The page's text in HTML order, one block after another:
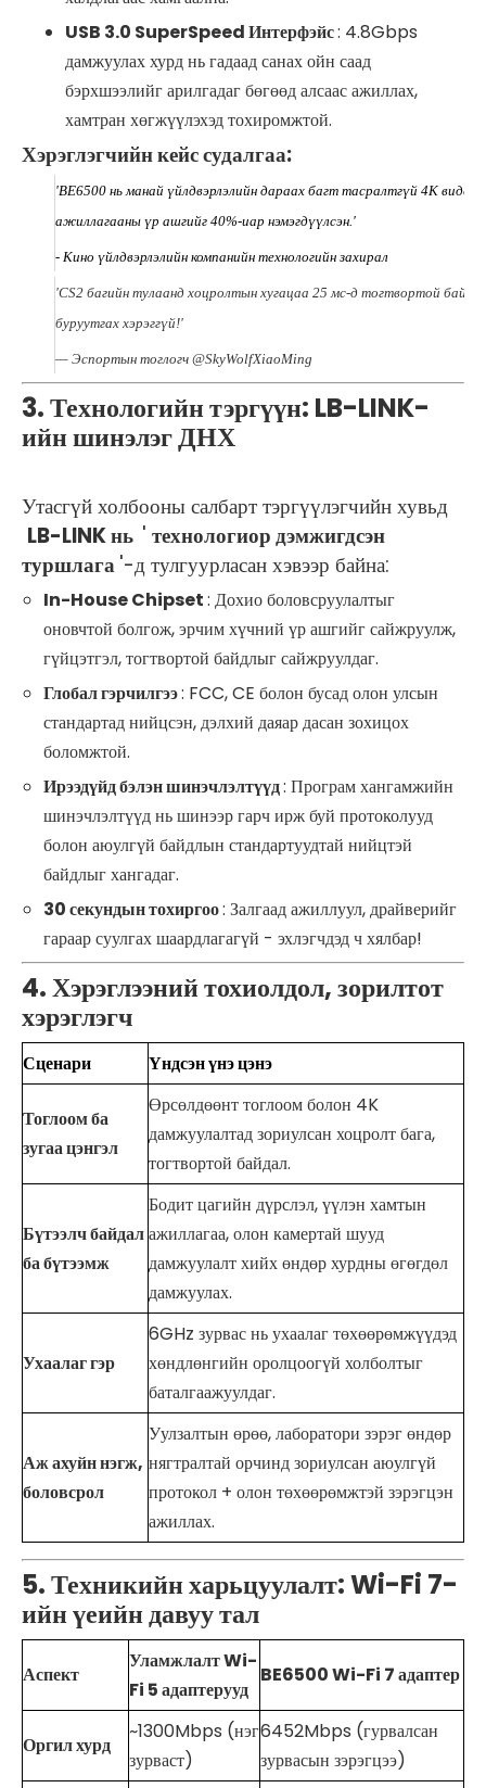
USB 3.0 SuperSpeed ​​Интерфэйс: 4.8Gbps
дамжуулах хурд нь гадаад санах ойн саад
бэрхшээлийг арилгадаг бөгөөд алсаас ажиллах,
хамтран хөгжүүлэхэд тохиромжтой.
Хэрэглэгчийн кейс судалгаа:
'BE6500 нь манай үйлдвэрлэлийн дараах багт тасралтгүй 4K
ажиллагааны үр ашгийг 40%-иар нэмэгдүүлсэн.'
- Кино үйлдвэрлэлийн компанийн технологийн захирал
'CS2 багийн тулаанд хоцролтын хугацаа 25 мс-д тогтвортой
буруутгах хэрэггүй!'
— Эспортын тоглогч @SkyWolfXiaoMing
3. Технологийн тэргүүн: LB-LINK-
ийн шинэлэг ДНХ
Утасгүй холбооны салбарт тэргүүлэгчийн хувьд
LB-LINK нь ' технологиор дэмжигдсэн
туршлага'-д тулгуурласан хэвээр байна:
In-House Chipset: Дохио боловсруулалтыг
оновчтой болгож, эрчим хүчний үр ашгийг сайжруулж,
гүйцэтгэл, тогтвортой байдлыг сайжруулдаг.
Глобал гэрчилгээ: FCC, CE болон бусад олон улсын
стандартад нийцсэн, дэлхий даяар дасан зохицох
боломжтой.
Ирээдүйд бэлэн шинэчлэлтүүд: Програм хангамжийн
шинэчлэлтүүд нь шинээр гарч ирж буй протоколууд
болон аюулгүй байдлын стандартуудтай нийцтэй
байдлыг хангадаг.
30 секундын тохиргоо: Залгаад ажиллуул, драйверийг
гараар суулгах шаардлагагүй - эхлэгчдэд ч хялбар!
4. Хэрэглээний тохиолдол, зорилтот
хэрэглэгч
Сценари Үндсэн үнэ цэнэ
Тоглоом ба
зугаа цэнгэл
Өрсөлдөөнт тоглоом болон 4K
дамжуулалтад зориулсан хоцролт бага,
тогтвортой байдал.
Бүтээлч байдал
ба бүтээмж
Бодит цагийн дүрслэл, үүлэн хамтын
ажиллагаа, олон камертай шууд
дамжуулалт хийх өндөр хурдны өгөгдөл
дамжуулах.
Ухаалаг гэр
6GHz зурвас нь ухаалаг төхөөрөмжүүдэд
хөндлөнгийн оролцоогүй холболтыг
баталгаажуулдаг.
Аж ахуйн нэгж,
боловсрол
Уулзалтын өрөө, лаборатори зэрэг өндөр
нягтралтай орчинд зориулсан аюулгүй
протокол + олон төхөөрөмжтэй зэрэгцэн
ажиллах.
5. Техникийн харьцуулалт: Wi-Fi 7-
ийн үеийн давуу тал
Аспект
Уламжлалт Wi-
Fi 5 адаптерууд
BE6500 Wi-Fi 7 адаптер
Оргил хурд
~1300Mbps (нэг
зурваст)
6452Mbps (гурвалсан
зурвасын зэрэгцээ)